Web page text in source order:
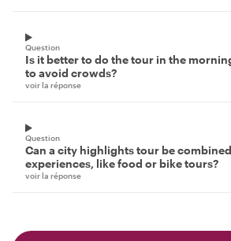
Question
Is it better to do the tour in the
to avoid crowds?
voir la réponse
Question
Can a city highlights tour be
experiences, like food or bike tours?
voir la réponse